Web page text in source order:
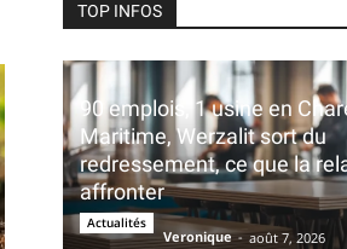
TOP INFOS
90 emplois, 1 usine en
Maritime, Werzalit sort du
redressement, ce que la
affronter
Actualités
Veronique - août 7, 2026